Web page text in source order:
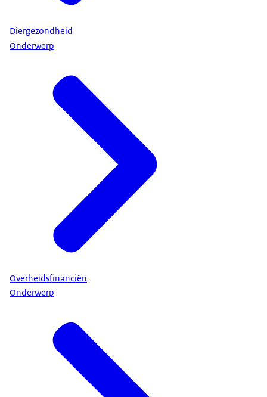
Diergezondheid
Onderwerp
Overheidsfinanciën
Onderwerp